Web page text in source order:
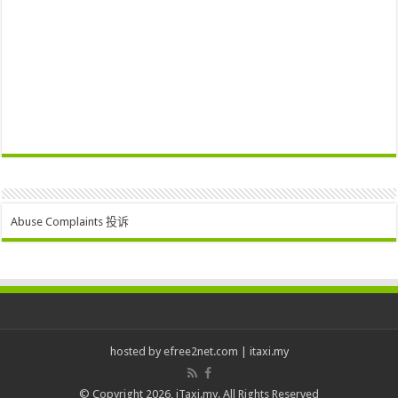
Abuse Complaints 投诉
hosted by efree2net.com itaxi.my
© Copyright 2026, iTaxi.my. All Rights Reserved